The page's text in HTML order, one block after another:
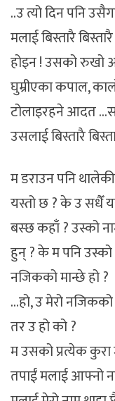
..उ त्यो दिन पनि
मलाई बिस्तारै
होइन ! उसको रुखो
घुम्रीएका कपाल,
टोलाइरहने आदत
उसलाई बिस्तारै
म डराउन पनि
यस्तो छ ? के उ सधैँ
बस्छ कहाँ ? उस्को
हुन् ? के म पनि
नजिकको मान्छे हो ?
…हो, उ मेरो नजिकको
तर उ हो को ?
म उसको प्रत्येक कुरा
तपाईं मलाई आफ्नो